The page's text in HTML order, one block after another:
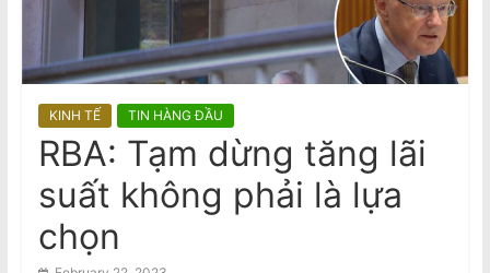
m
s
e
N
w
Nguyện Biện Và Hành Vi Vu Khống
Hàm Hồ Bắt Nguồn Từ Sự Gian Dối
Nội Quy
Tân BCH CĐNVTD-VIC: Tóm Tắt Thư
Luật Sư Bằng Tiếng Việt
KINH TẾ TIN HÀNG ĐẦU
RBA: Tạm dừng tăng lãi
suất không phải là lựa
chọn